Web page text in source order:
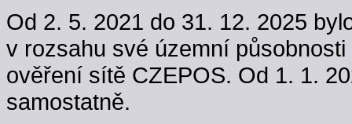
Od 2. 5. 2021 do 31. 12. 2025
v rozsahu své územní
ověření sítě CZEPOS. Od 1. 1.
samostatně.